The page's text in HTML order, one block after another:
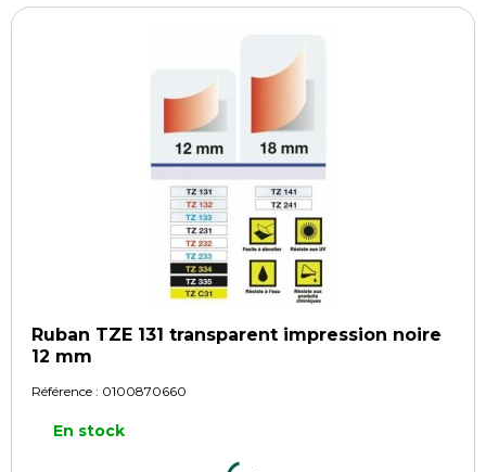
Ruban TZE 131 transparent impression noire
12 mm
Référence : 0100870660
En stock